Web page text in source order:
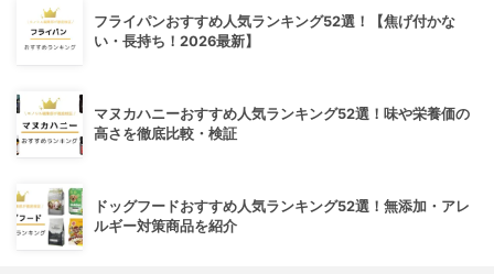
フライパンおすすめ人気ランキング52選！【焦げ付かな
い・長持ち！2026最新】
マヌカハニーおすすめ人気ランキング52選！味や栄養価の
高さを徹底比較・検証
ドッグフードおすすめ人気ランキング52選！無添加・アレ
ルギー対策商品を紹介